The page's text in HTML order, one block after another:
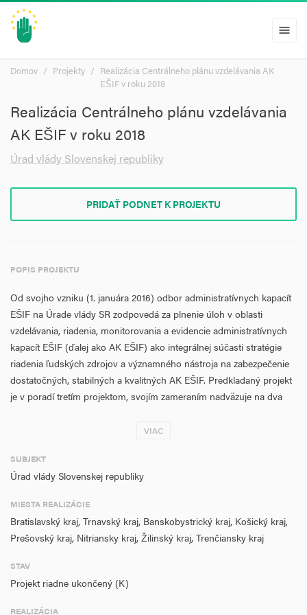
menu
Domov Projekty
Realizácia Centrálneho plánu vzdelávania AK
EŠIF v roku 2018
Realizácia Centrálneho plánu vzdelávania
AK EŠIF v roku 2018
Úrad vlády Slovenskej republiky
PRIDAŤ PODNET K PROJEKTU
POPIS PROJEKTU
Od svojho vzniku (1. januára 2016) odbor administratívnych kapacít
EŠIF na Úrade vlády SR zodpovedá za plnenie úloh v oblasti
vzdelávania, riadenia, monitorovania a evidencie administratívnych
kapacít EŠIF (ďalej ako AK EŠIF) ako integrálnej súčasti stratégie
riadenia ľudských zdrojov a významného nástroja na zabezpečenie
dostatočných, stabilných a kvalitných AK EŠIF. Predkladaný projekt
je v poradí tretím projektom, svojím zameraním nadväzuje na dva
špecifického cieľa č. 1 Zabezpečiť stabilizáciu pracovníkov subjektov
EŠIF, prioritnej osi 1 Operačného programu technická pomoc.
Taktiež aktivity prispievajú k napĺňaniu úloh Partnerskej dohody,
EŠIF (kapitola 2.5).
Predmetom projektu je zabezpečenie vzdelávacích aktivít v zmysle
EŠIF na PO 2014 – 2020 v roku 2018. Realizácia vzdelávacích aktivít
v rámci projektu umožní formou 26 typov vzdelávacích
aktivít nadobudnúť kvalitné vedomosti v kľúčových oblastiach EŠIF
VIAC
SUBJEKT
Úrad vlády Slovenskej republiky
MIESTA REALIZÁCIE
Bratislavský kraj, Trnavský kraj, Banskobystrický kraj, Košický kraj,
Prešovský kraj, Nitriansky kraj, Žilinský kraj, Trenčiansky kraj
STAV
Projekt riadne ukončený (K)
REALIZÁCIA